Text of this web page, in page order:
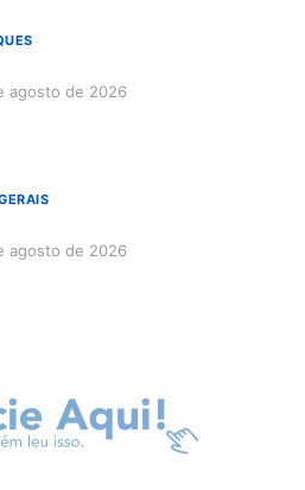
agosto de 2026
agosto de 2026